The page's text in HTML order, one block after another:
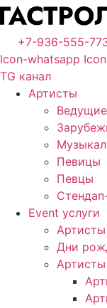
Перейти
к
содержимому
+7-936-555-
Icon-whatsapp
TG канал
Артисты
Ведущие
Певицы
Певцы
Event услуги
Артисты
Дни